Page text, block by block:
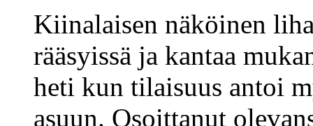
Kiinalaisen näköinen
rääsyissä ja kantaa
heti kun tilaisuus antoi
asuun. Osoittanut